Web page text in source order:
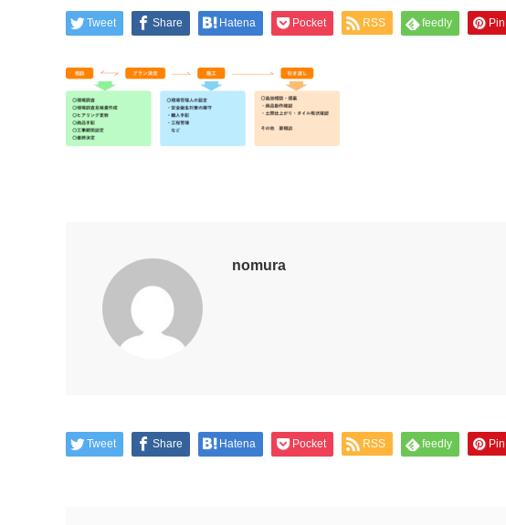
Tweet Share Hatena Pocket RSS feedly
nomura
Tweet Share Hatena Pocket RSS feedly